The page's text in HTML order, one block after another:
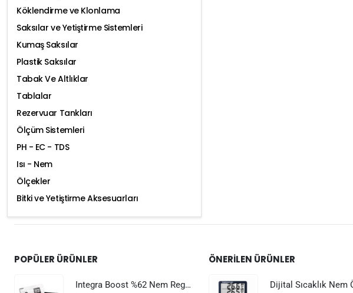
Köklendirme ve Klonlama
Saksılar ve Yetiştirme Sistemleri
Kumaş Saksılar
Plastik Saksılar
Tabak Ve Altlıklar
Tablalar
Rezervuar Tankları
Ölçüm Sistemleri
PH - EC - TDS
Isı - Nem
Ölçekler
Bitki ve Yetiştirme Aksesuarları
POPÜLER ÜRÜNLER
Integra Boost %62 Nem Regülatörü 8 g
ÖNERILEN ÜRÜNLER